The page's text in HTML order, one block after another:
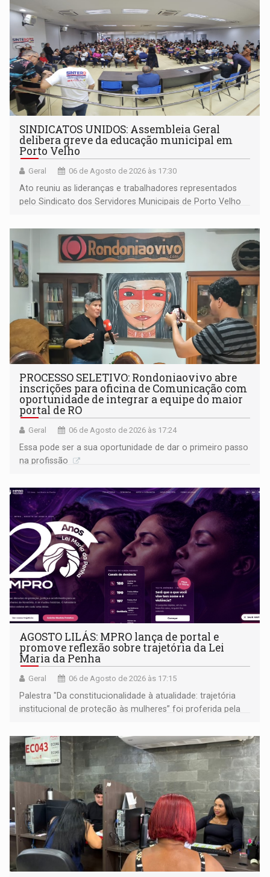
SINDICATOS UNIDOS: Assembleia Geral
delibera greve da educação municipal em
Porto Velho
Geral 06 de Agosto de 2026 às 17:30
Ato reuniu as lideranças e trabalhadores representados
pelo Sindicato dos Servidores Municipais de Porto Velho
PROCESSO SELETIVO: Rondoniaovivo abre
inscrições para oficina de Comunicação com
oportunidade de integrar a equipe do maior
portal de RO
Geral 06 de Agosto de 2026 às 17:24
Essa pode ser a sua oportunidade de dar o primeiro passo
na profissão
AGOSTO LILÁS: MPRO lança de portal e
promove reflexão sobre trajetória da Lei
Maria da Penha
Geral 06 de Agosto de 2026 às 17:15
Palestra "Da constitucionalidade à atualidade: trajetória
institucional de proteção às mulheres” foi proferida pela
Goiás